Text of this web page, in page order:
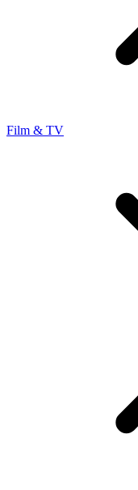
Film & TV